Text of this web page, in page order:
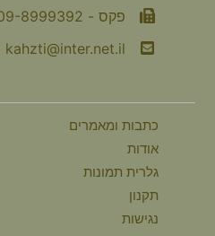
פקס - 09-8999392
kahzti@inter.net.il
כתבות ומאמרים
אודות
גלרית תמונות
תקנון
נגישות